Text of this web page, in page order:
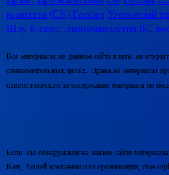
комитета (СК) России Уголовный
Шоу-бизнес Экономколлегия ВС
Все материалы на данном сайте взяты из
ознакомительных целях. Права на материалы
ответственности за содержание материала не
Если Вы обнаружили на нашем сайте
Вам, Вашей компании или организации,